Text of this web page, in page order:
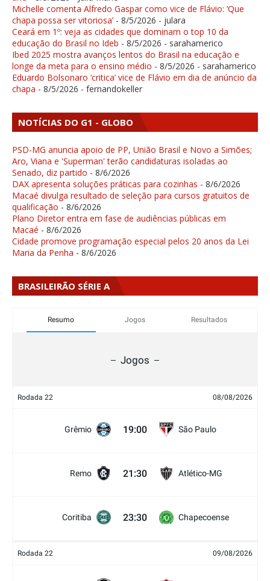
Michelle comenta Alfredo Gaspar como vice de Flávio: ‘Que
chapa possa ser vitoriosa’ - 8/5/2026 - julara
Ceará em 1º: veja as cidades que dominam o top 10 da
educação do Brasil no Ideb - 8/5/2026 - sarahamerico
Ibed 2025 mostra avanços lentos do Brasil na educação e
longe da meta para o ensino médio - 8/5/2026 - sarahamerico
Eduardo Bolsonaro ‘critica’ vice de Flávio em dia de anúncio da
chapa - 8/5/2026 - fernandokeller
NOTÍCIAS DO G1 - GLOBO
PSD-MG anuncia apoio de PP, União Brasil e Novo a Simões;
Aro, Viana e 'Superman' terão candidaturas isoladas ao
Senado, diz partido - 8/6/2026
DAX apresenta soluções práticas para cozinhas - 8/6/2026
Macaé divulga resultado de seleção para cursos gratuitos de
qualificação - 8/6/2026
Plano Diretor entra em fase de audiências públicas em
Macaé - 8/6/2026
Cidade promove programação especial pelos 20 anos da Lei
Maria da Penha - 8/6/2026
BRASILEIRÃO SÉRIE A
Resumo Jogos Resultados
Jogos
Rodada 22 08/08/2026
Grêmio 19:00 São Paulo
Remo 21:30 Atlético-MG
Coritiba 23:30 Chapecoense
Rodada 22 09/08/2026